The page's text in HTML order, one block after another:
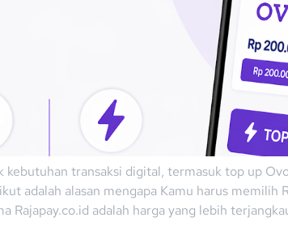
kebutuhan transaksi digital, termasuk top up
adalah alasan mengapa Kamu harus
Rajapay.co.id adalah harga yang lebih